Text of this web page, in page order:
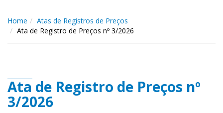
Home
Atas de Registros de Preços
Ata de Registro de Preços nº 3/2026
Ata de Registro de Preços nº
3/2026